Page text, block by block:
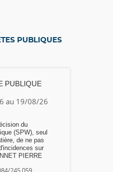
PUBLIQUES
PUBLIQUE
au 19/08/26
du
(SPW), seul
de ne pas
sur
PIERRE